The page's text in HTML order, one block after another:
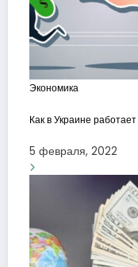
Экономика
Как в Украине
5 февраля, 2022